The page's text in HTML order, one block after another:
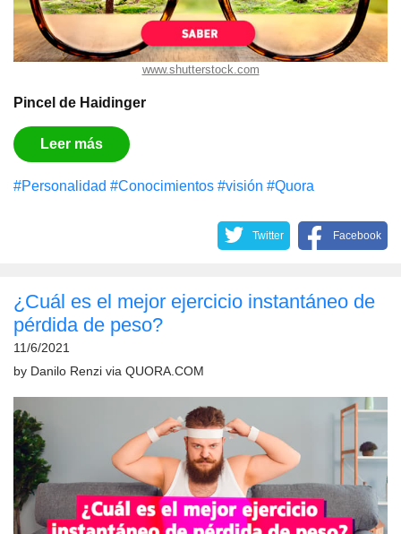
www.shutterstock.com
Pincel de Haidinger
Leer más
#Personalidad #Conocimientos #visión #Quora
Twitter Facebook
¿Cuál es el mejor ejercicio instantáneo de
pérdida de peso?
11/6/2021
by Danilo Renzi via QUORA.COM